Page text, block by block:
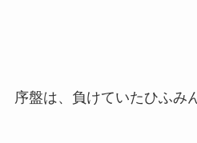
序盤は、負けていたひふみ